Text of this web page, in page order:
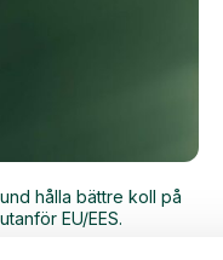
hålla bättre koll på
EU/EES.